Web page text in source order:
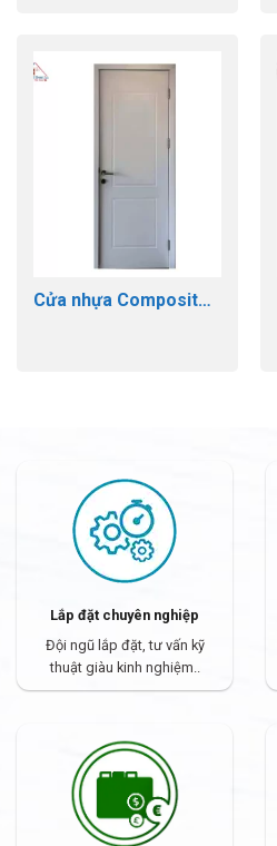
Cửa nhựa Composite
Lắp đặt chuyên nghiệp
Đội ngũ lắp đặt, tư vấn kỹ
thuật giàu kinh nghiệm..